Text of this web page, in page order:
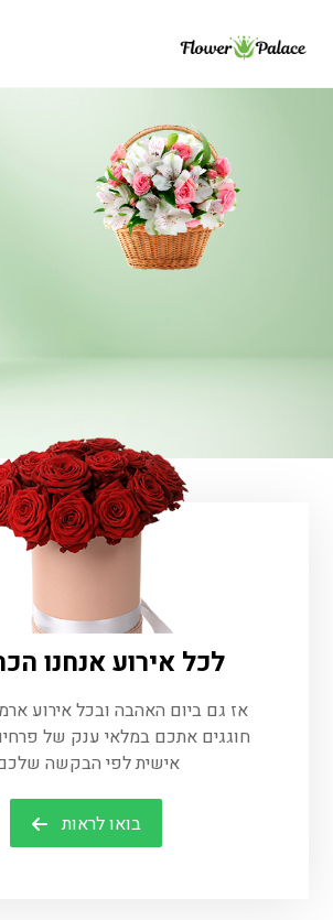
לכל אירוע אנחנו
אז גם ביום האהבה ובכל אירוע
חוגגים אתכם במלאי ענק של
אישית לפי הבקשה
בואו לראות